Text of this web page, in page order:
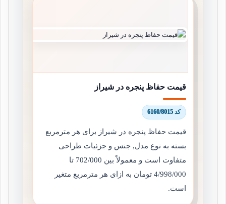
قیمت حفاظ پنجره در شیراز
کد 6160/8015
قیمت حفاظ پنجره در شیراز برای هر مترمربع
بسته به نوع مدل, جنس و جزئیات طراحی
متفاوت است و معمولاً بین 702/000 تا
4/998/000 تومان به ازای هر مترمربع متغیر
است.